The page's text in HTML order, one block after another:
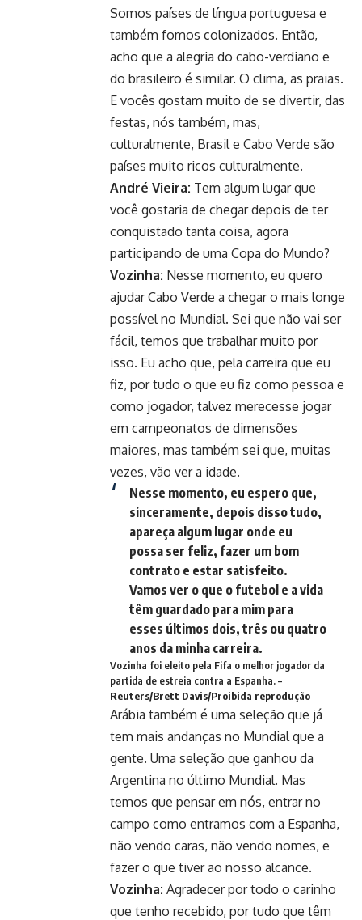
Somos países de língua portuguesa e
também fomos colonizados. Então,
acho que a alegria do cabo-verdiano e
do brasileiro é similar. O clima, as praias.
E vocês gostam muito de se divertir, das
festas, nós também, mas,
culturalmente, Brasil e Cabo Verde são
países muito ricos culturalmente.
André Vieira: Tem algum lugar que
você gostaria de chegar depois de ter
conquistado tanta coisa, agora
participando de uma Copa do Mundo?
Vozinha: Nesse momento, eu quero
ajudar Cabo Verde a chegar o mais longe
possível no Mundial. Sei que não vai ser
fácil, temos que trabalhar muito por
isso. Eu acho que, pela carreira que eu
fiz, por tudo o que eu fiz como pessoa e
como jogador, talvez merecesse jogar
em campeonatos de dimensões
maiores, mas também sei que, muitas
vezes, vão ver a idade.
Nesse momento, eu espero que,
sinceramente, depois disso tudo,
apareça algum lugar onde eu
possa ser feliz, fazer um bom
contrato e estar satisfeito.
Vamos ver o que o futebol e a vida
têm guardado para mim para
esses últimos dois, três ou quatro
anos da minha carreira.
Vozinha foi eleito pela Fifa o melhor jogador da
partida de estreia contra a Espanha. –
Reuters/Brett Davis/Proibida reprodução
Arábia também é uma seleção que já
tem mais andanças no Mundial que a
gente. Uma seleção que ganhou da
Argentina no último Mundial. Mas
temos que pensar em nós, entrar no
campo como entramos com a Espanha,
não vendo caras, não vendo nomes, e
fazer o que tiver ao nosso alcance.
Vozinha: Agradecer por todo o carinho
que tenho recebido, por tudo que têm